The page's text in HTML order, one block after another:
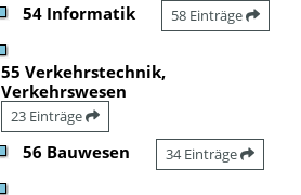
54 Informatik 58 Einträge
55 Verkehrstechnik,
Verkehrswesen
23 Einträge
56 Bauwesen 34 Einträge